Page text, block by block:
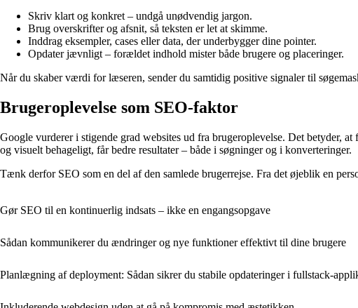
Skriv klart og konkret – undgå unødvendig jargon.
Brug overskrifter og afsnit, så teksten er let at skimme.
Inddrag eksempler, cases eller data, der underbygger dine pointer.
Opdater jævnligt – forældet indhold mister både brugere og placeringer.
Når du skaber værdi for læseren, sender du samtidig positive signaler til
Brugeroplevelse som SEO-faktor
Google vurderer i stigende grad websites ud fra brugeroplevelse. Det betyder, at
og visuelt behageligt, får bedre resultater – både i søgninger og i konverteringer.
Tænk derfor SEO som en del af den samlede brugerrejse. Fra det øjeblik en
Gør SEO til en kontinuerlig indsats – ikke en engangsopgave
Sådan kommunikerer du ændringer og nye funktioner effektivt til dine brugere
Planlægning af deployment: Sådan sikrer du stabile opdateringer i fullstack-